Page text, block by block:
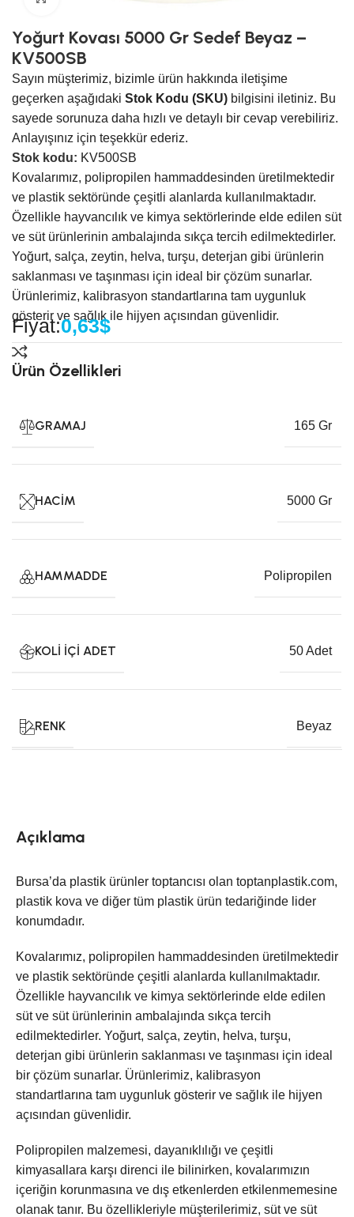
Yoğurt Kovası 5000 Gr Sedef Beyaz –
KV500SB
Sayın müşterimiz, bizimle ürün hakkında iletişime
geçerken aşağıdaki Stok Kodu (SKU) bilgisini iletiniz. Bu
sayede sorunuza daha hızlı ve detaylı bir cevap verebiliriz.
Anlayışınız için teşekkür ederiz.
Stok kodu: KV500SB
Kovalarımız, polipropilen hammaddesinden üretilmektedir
ve plastik sektöründe çeşitli alanlarda kullanılmaktadır.
Özellikle hayvancılık ve kimya sektörlerinde elde edilen süt
ve süt ürünlerinin ambalajında sıkça tercih edilmektedirler.
Yoğurt, salça, zeytin, helva, turşu, deterjan gibi ürünlerin
saklanması ve taşınması için ideal bir çözüm sunarlar.
Ürünlerimiz, kalibrasyon standartlarına tam uygunluk
gösterir ve sağlık ile hijyen açısından güvenlidir.
Fiyat:0,63$
Ürün Özellikleri
GRAMAJ 165 Gr
HACIM 5000 Gr
HAMMADDE Polipropilen
KOLI İÇI ADET 50 Adet
RENK Beyaz
Açıklama
Bursa’da plastik ürünler toptancısı olan toptanplastik.com,
plastik kova ve diğer tüm plastik ürün tedariğinde lider
konumdadır.
Kovalarımız, polipropilen hammaddesinden üretilmektedir
ve plastik sektöründe çeşitli alanlarda kullanılmaktadır.
Özellikle hayvancılık ve kimya sektörlerinde elde edilen
süt ve süt ürünlerinin ambalajında sıkça tercih
edilmektedirler. Yoğurt, salça, zeytin, helva, turşu,
deterjan gibi ürünlerin saklanması ve taşınması için ideal
bir çözüm sunarlar. Ürünlerimiz, kalibrasyon
standartlarına tam uygunluk gösterir ve sağlık ile hijyen
açısından güvenlidir.
Polipropilen malzemesi, dayanıklılığı ve çeşitli
kimyasallara karşı direnci ile bilinirken, kovalarımızın
içeriğin korunmasına ve dış etkenlerden etkilenmemesine
olanak tanır. Bu özellikleriyle müşterilerimiz, süt ve süt